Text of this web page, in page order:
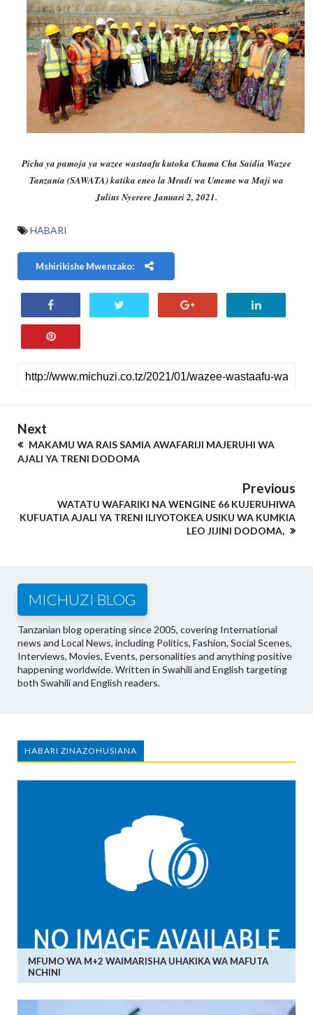
Picha ya pamoja ya wazee wastaafu kutoka Chama Cha Saidia Wazee
Tanzania (SAWATA) katika eneo la Mradi wa Umeme wa Maji wa
Julius Nyerere Januari 2, 2021.
HABARI
Mshirikishe Mwenzako:
Next
MAKAMU WA RAIS SAMIA AWAFARIJI MAJERUHI WA
AJALI YA TRENI DODOMA
Previous
WATATU WAFARIKI NA WENGINE 66 KUJERUHIWA
KUFUATIA AJALI YA TRENI ILIYOTOKEA USIKU WA KUMKIA
LEO JIJINI DODOMA,
MICHUZI BLOG
Tanzanian blog operating since 2005, covering International
news and Local News, including Politics, Fashion, Social Scenes,
Interviews, Movies, Events, personalities and anything positive
happening worldwide. Written in Swahili and English targeting
both Swahili and English readers.
HABARI ZINAZOHUSIANA
MFUMO WA M+2 WAIMARISHA UHAKIKA WA MAFUTA
NCHINI